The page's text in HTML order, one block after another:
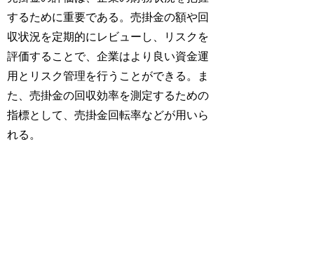
するために重要である。売掛金の額や回
収状況を定期的にレビューし、リスクを
評価することで、企業はより良い資金運
用とリスク管理を行うことができる。ま
た、売掛金の回収効率を測定するための
指標として、売掛金回転率などが用いら
れる。